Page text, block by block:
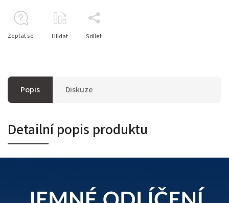
Zeptat se Hlídat Sdílet
Popis Diskuze
Detailní popis produktu